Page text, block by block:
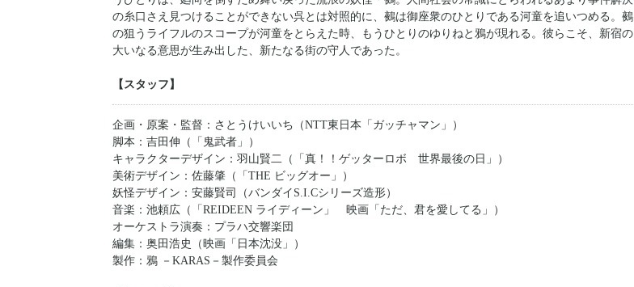
の糸口さえ見つけることができない呉とは対照的に、鵺は御座衆のひとりである河童を追いつめる。鵺
の狙うライフルのスコープが河童をとらえた時、もうひとりのゆりねと鴉が現れる。彼らこそ、新宿の
大いなる意思が生み出した、新たなる街の守人であった。
【スタッフ】
企画・原案・監督：さとうけいいち（NTT東日本「ガッチャマン」）
脚本：吉田伸（「鬼武者」）
キャラクターデザイン：羽山賢二（「真！！ゲッターロボ 世界最後の日」）
美術デザイン：佐藤肇（「THE ビッグオー」）
妖怪デザイン：安藤賢司（バンダイS.I.Cシリーズ造形）
音楽：池頼広（「REIDEEN ライディーン」 映画「ただ、君を愛してる」）
オーケストラ演奏：プラハ交響楽団
編集：奥田浩史（映画「日本沈没」）
製作：鴉 －KARAS－製作委員会